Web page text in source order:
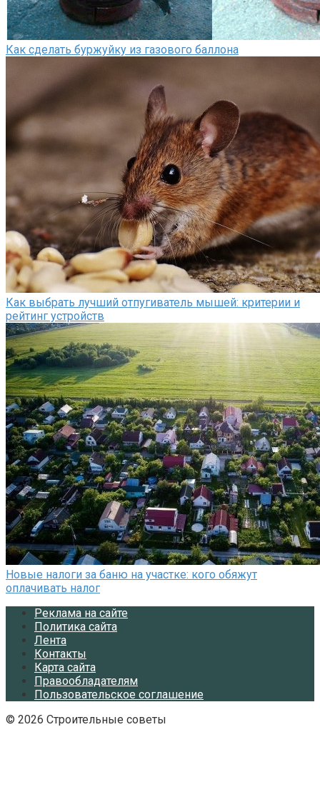
Как сделать буржуйку из газового баллона
Как выбрать лучший отпугиватель мышей: критерии и
рейтинг устройств
Новые налоги за баню на участке: кого обяжут
оплачивать налог
Реклама на сайте
Политика сайта
Лента
Контакты
Карта сайта
Правообладателям
Пользовательское соглашение
© 2026 Строительные советы